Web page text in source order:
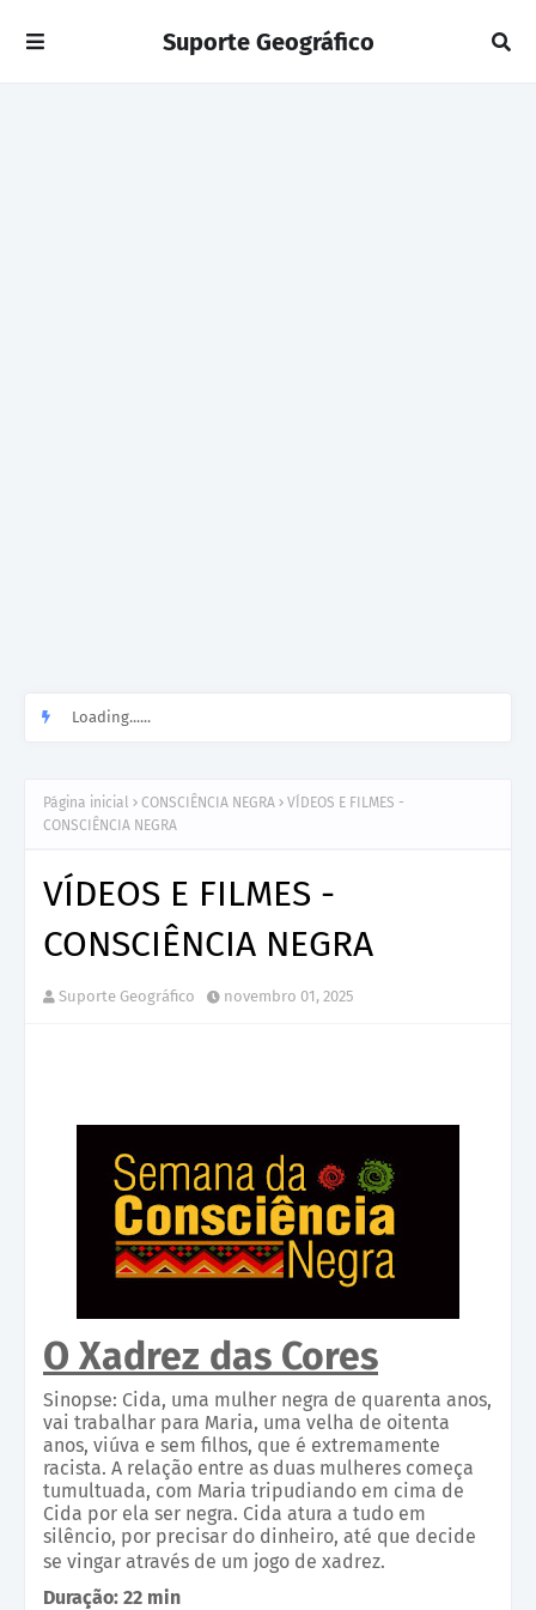
Suporte Geográfico
Loading......
Página inicial CONSCIÊNCIA NEGRA
VÍDEOS E FILMES -
CONSCIÊNCIA NEGRA
VÍDEOS E FILMES -
CONSCIÊNCIA NEGRA
Suporte Geográfico novembro 01, 2025
O Xadrez das Cores
Sinopse: Cida, uma mulher negra de quarenta anos,
vai trabalhar para Maria, uma velha de oitenta
anos, viúva e sem filhos, que é extremamente
racista. A relação entre as duas mulheres começa
tumultuada, com Maria tripudiando em cima de
Cida por ela ser negra. Cida atura a tudo em
silêncio, por precisar do dinheiro, até que decide
se vingar através de um jogo de xadrez.
Duração: 22 min